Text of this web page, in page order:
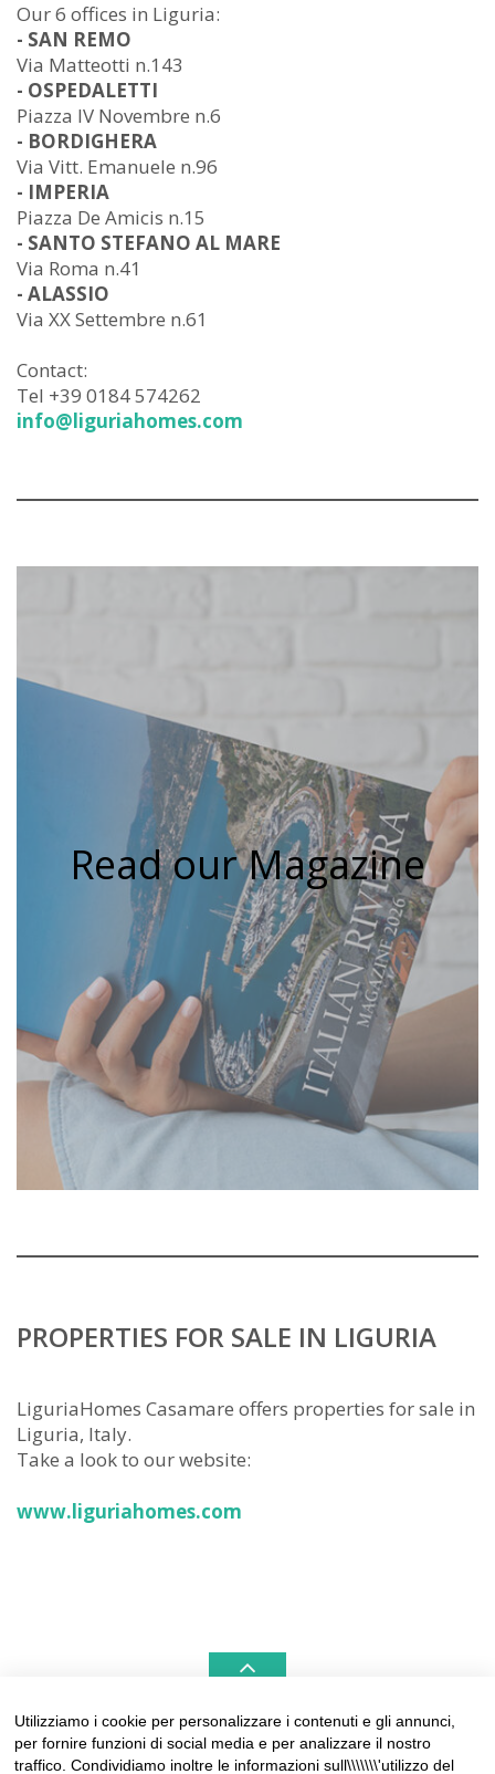
Our 6 offices in Liguria:
- SAN REMO
Via Matteotti n.143
- OSPEDALETTI
Piazza IV Novembre n.6
- BORDIGHERA
Via Vitt. Emanuele n.96
- IMPERIA
Piazza De Amicis n.15
- SANTO STEFANO AL MARE
Via Roma n.41
- ALASSIO
Via XX Settembre n.61
Contact:
Tel +39 0184 574262
info@liguriahomes.com
Read our Magazine
PROPERTIES FOR SALE IN LIGURIA
LiguriaHomes Casamare offers properties for sale in
Liguria, Italy.
Take a look to our website:
www.liguriahomes.com
LIGURIAHOMES CASAMARE & HAMPTONS –
Utilizziamo i cookie per personalizzare i contenuti e gli annunci,
per fornire funzioni di social media e per analizzare il nostro
traffico. Condividiamo inoltre le informazioni sull\\\\\\\'utilizzo del